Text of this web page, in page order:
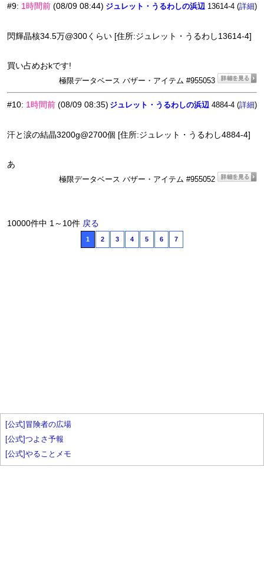
#9: 1時間前 (08/09 08:44) ジュレット・うるわしの浜辺 13614-4 (詳細)
閃輝晶核34.5万@300くらい [住所:ジュレット・うるわし13614-4]
買い占めおkです!
極限データベース バザー・アイテム #955053
#10: 1時間前 (08/09 08:35) ジュレット・うるわしの浜辺 4884-4 (詳細)
汗と涙の結晶3200g@2700個 [住所:ジュレット・うるわし4884-4]
あ
極限データベース バザー・アイテム #955052
10000件中 1～10件 戻る
1 2 3 4 5 6 7
[公式]冒険者の広場
[公式]つよさ予報
[公式]やることメモ